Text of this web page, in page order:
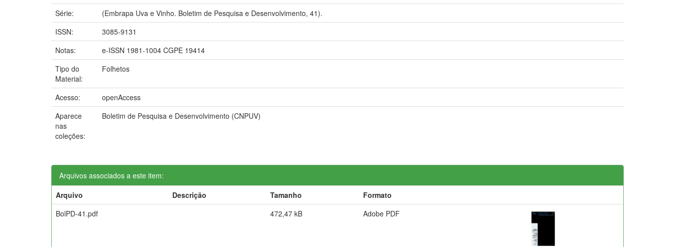
Série:
(Embrapa Uva e Vinho. Boletim de Pesquisa e Desenvolvimento, 41).
ISSN:
3085-9131
Notas:
e-ISSN 1981-1004 CGPE 19414
Tipo do
Material:
Folhetos
Acesso:
openAccess
Aparece
nas
coleções:
Boletim de Pesquisa e Desenvolvimento (CNPUV)
Arquivos associados a este item:
Arquivo
Descrição Tamanho
Formato
BolPD-41.pdf
472,47 kB Adobe PDF